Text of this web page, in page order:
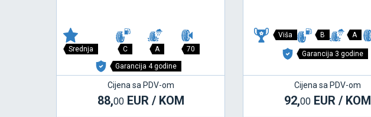
Srednja C A 70
Garancija 4 godine
Cijena sa PDV-om
88,00EUR / KOM
Viša B A
Garancija 3 godine
Cijena sa PDV-om
92,00EUR / KOM